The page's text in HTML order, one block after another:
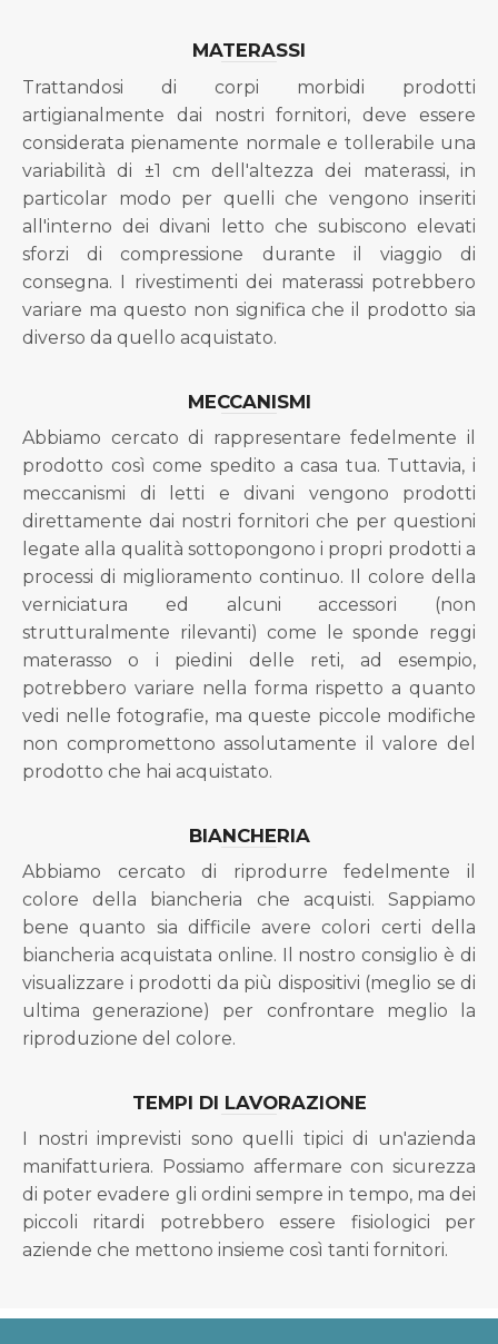
MATERASSI
Trattandosi di corpi morbidi prodotti
artigianalmente dai nostri fornitori, deve essere
considerata pienamente normale e tollerabile una
variabilità di ±1 cm dell'altezza dei materassi, in
particolar modo per quelli che vengono inseriti
all'interno dei divani letto che subiscono elevati
sforzi di compressione durante il viaggio di
consegna. I rivestimenti dei materassi potrebbero
variare ma questo non significa che il prodotto sia
diverso da quello acquistato.
MECCANISMI
Abbiamo cercato di rappresentare fedelmente il
prodotto così come spedito a casa tua. Tuttavia, i
meccanismi di letti e divani vengono prodotti
direttamente dai nostri fornitori che per questioni
legate alla qualità sottopongono i propri prodotti a
processi di miglioramento continuo. Il colore della
verniciatura ed alcuni accessori (non
strutturalmente rilevanti) come le sponde reggi
materasso o i piedini delle reti, ad esempio,
potrebbero variare nella forma rispetto a quanto
vedi nelle fotografie, ma queste piccole modifiche
non compromettono assolutamente il valore del
prodotto che hai acquistato.
BIANCHERIA
Abbiamo cercato di riprodurre fedelmente il
colore della biancheria che acquisti. Sappiamo
bene quanto sia difficile avere colori certi della
biancheria acquistata online. Il nostro consiglio è di
visualizzare i prodotti da più dispositivi (meglio se di
ultima generazione) per confrontare meglio la
riproduzione del colore.
TEMPI DI LAVORAZIONE
I nostri imprevisti sono quelli tipici di un'azienda
manifatturiera. Possiamo affermare con sicurezza
di poter evadere gli ordini sempre in tempo, ma dei
piccoli ritardi potrebbero essere fisiologici per
aziende che mettono insieme così tanti fornitori.